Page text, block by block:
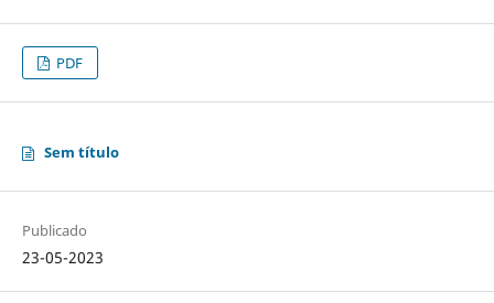
PDF
Sem título
Publicado
23-05-2023